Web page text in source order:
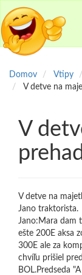
Domov Vtipy
V detve na
V
V detve na
Jano traktorista.
Jano:Mara dam
ešte 200E aksa
300E ale za
chvíľu prišiel
BOL.Predseda